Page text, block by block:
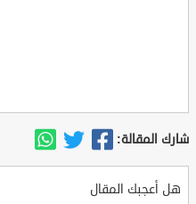
شارك المقالة:
هل أعجبك المقال